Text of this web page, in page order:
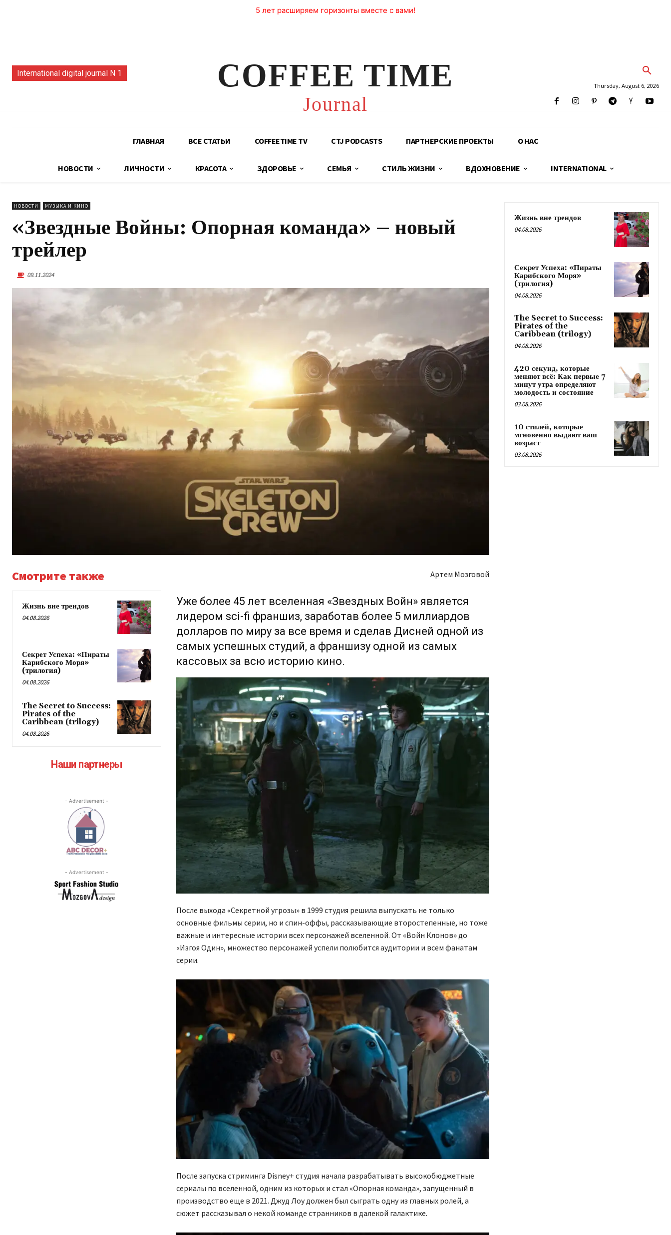
5 лет расширяем горизонты вместе с вами!
International digital journal N 1 COFFEE TIME
Journal
Thursday, August 6, 2026
ГЛАВНАЯ ВСЕ СТАТЬИ COFFEETIME TV CTJ PODCASTS ПАРТНЕРСКИЕ ПРОЕКТЫ О НАС
НОВОСТИ ЛИЧНОСТИ КРАСОТА ЗДОРОВЬЕ СЕМЬЯ СТИЛЬ ЖИЗНИ ВДОХНОВЕНИЕ INTERNATIONAL
НОВОСТИ МУЗЫКА И КИНО
«Звездные Войны: Опорная команда» – новый
трейлер
09.11.2024
Смотрите также
Жизнь вне трендов
04.08.2026
Секрет Успеха: «Пираты
Карибского Моря»
(трилогия)
04.08.2026
The Secret to Success:
Pirates of the
Caribbean (trilogy)
04.08.2026
Наши партнеры
- Advertisement -
- Advertisement -
Артем Мозговой
Уже более 45 лет вселенная «Звездных Войн» является
лидером sci-fi франшиз, заработав более 5 миллиардов
долларов по миру за все время и сделав Дисней одной из
самых успешных студий, а франшизу одной из самых
кассовых за всю историю кино.
После выхода «Секретной угрозы» в 1999 студия решила выпускать не только
основные фильмы серии, но и спин-оффы, рассказывающие второстепенные, но тоже
важные и интересные истории всех персонажей вселенной. От «Войн Клонов» до
«Изгоя Один», множество персонажей успели полюбится аудитории и всем фанатам
серии.
После запуска стриминга Disney+ студия начала разрабатывать высокобюджетные
сериалы по вселенной, одним из которых и стал «Опорная команда», запущенный в
производство еще в 2021. Джуд Лоу должен был сыграть одну из главных ролей, а
сюжет рассказывал о некой команде странников в далекой галактике.
Жизнь вне трендов
04.08.2026
Секрет Успеха: «Пираты
Карибского Моря»
(трилогия)
04.08.2026
The Secret to Success:
Pirates of the
Caribbean (trilogy)
04.08.2026
420 секунд, которые
меняют всё: Как первые 7
минут утра определяют
молодость и состояние
03.08.2026
10 стилей, которые
мгновенно выдают ваш
возраст
03.08.2026